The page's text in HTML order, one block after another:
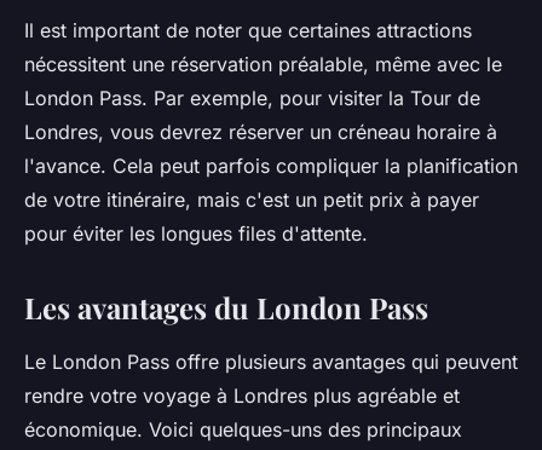
Il est important de noter que certaines attractions
nécessitent une réservation préalable, même avec le
London Pass. Par exemple, pour visiter la Tour de
Londres, vous devrez réserver un créneau horaire à
l'avance. Cela peut parfois compliquer la planification
de votre itinéraire, mais c'est un petit prix à payer
pour éviter les longues files d'attente.
Les avantages du London Pass
Le London Pass offre plusieurs avantages qui peuvent
rendre votre voyage à Londres plus agréable et
économique. Voici quelques-uns des principaux